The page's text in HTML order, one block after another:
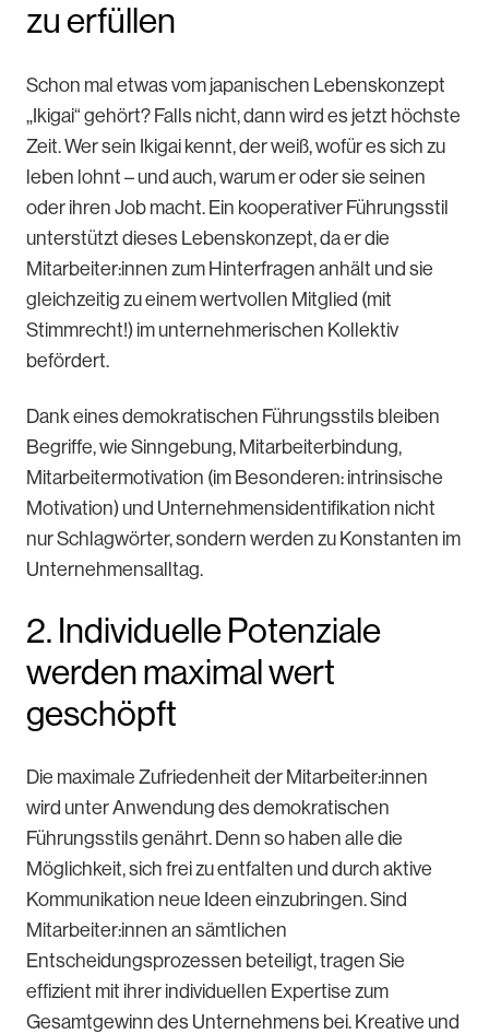
zu erfüllen
Schon mal etwas vom japanischen Lebenskonzept
„Ikigai“ gehört? Falls nicht, dann wird es jetzt höchste
Zeit. Wer sein Ikigai kennt, der weiß, wofür es sich zu
leben lohnt – und auch, warum er oder sie seinen
oder ihren Job macht. Ein kooperativer Führungsstil
unterstützt dieses Lebenskonzept, da er die
Mitarbeiter:innen zum Hinterfragen anhält und sie
gleichzeitig zu einem wertvollen Mitglied (mit
Stimmrecht!) im unternehmerischen Kollektiv
befördert.
Dank eines demokratischen Führungsstils bleiben
Begriffe, wie Sinngebung, Mitarbeiterbindung,
Mitarbeitermotivation (im Besonderen: intrinsische
Motivation) und Unternehmensidentifikation nicht
nur Schlagwörter, sondern werden zu Konstanten im
Unternehmensalltag.
2. Individuelle Potenziale
werden maximal wert
geschöpft
Die maximale Zufriedenheit der Mitarbeiter:innen
wird unter Anwendung des demokratischen
Führungsstils genährt. Denn so haben alle die
Möglichkeit, sich frei zu entfalten und durch aktive
Kommunikation neue Ideen einzubringen. Sind
Mitarbeiter:innen an sämtlichen
Entscheidungsprozessen beteiligt, tragen Sie
effizient mit ihrer individuellen Expertise zum
Gesamtgewinn des Unternehmens bei. Kreative und